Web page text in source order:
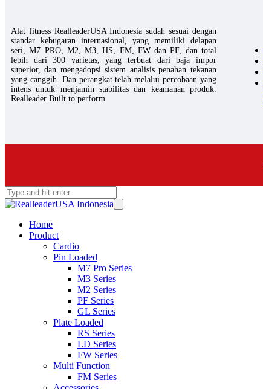
Alat fitness RealleaderUSA Indonesia sudah sesuai dengan
standar kebugaran internasional, yang memiliki delapan
seri, M7 PRO, M2, M3, HS, FM, FW dan PF, dan total
lebih dari 300 varietas, yang terbuat dari baja impor
superior, dan mengadopsi sistem analisis penahan tekanan
yang canggih. Dan perangkat telah melalui percobaan yang
intens untuk menjamin stabilitas dan keamanan produk.
Realleader Built to perform
Home
Product
Cardio
Pin Loaded
M7 Pro Series
M3 Series
M2 Series
PF Series
GL Series
Plate Loaded
RS Series
LD Series
FW Series
Multi Function
FM Series